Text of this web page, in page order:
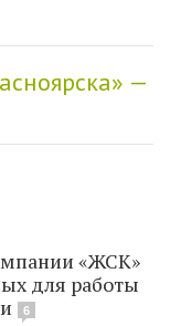
—
«ЖСК»
для работы
6